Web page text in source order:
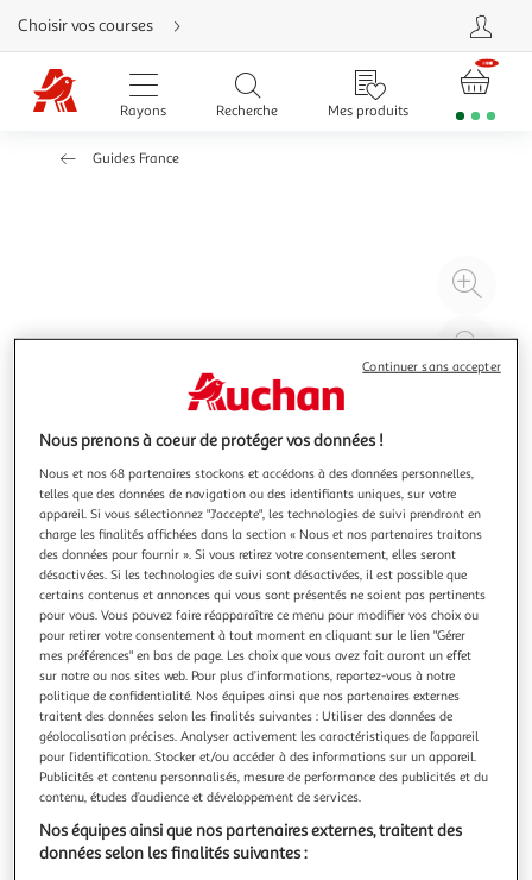
Aller
directement
au
contenu
Aller
directement
Aller
Choisir vos courses
Rayons Recherche Mes produits
Guides France
à
LYON PANORAMAS 4. EDITION BILINGUE FRANCAIS-
ANGLAIS, Brusson Thierry
Auteur : Brusson ThierryEditeur : THIERRY BRUSSON
CONSEILSDate de parution : 03/11/2022Nombre de pages :
180Dimensions : 31.0 x 12.0 x 2.0
En savoir +
Vous voulez connaître le prix de ce produit ?
Afficher le prix
Nous prenons à coeur de protéger vos données !
Nous et nos 68 partenaires stockons et accédons à des données personnelles,
telles que des données de navigation ou des identifiants uniques, sur votre
appareil. Si vous sélectionnez "J'accepte", les technologies de suivi prendront en
charge les finalités affichées dans la section « Nous et nos partenaires traitons
des données pour fournir ». Si vous retirez votre consentement, elles seront
désactivées. Si les technologies de suivi sont désactivées, il est possible que
certains contenus et annonces qui vous sont présentés ne soient pas pertinents
pour vous. Vous pouvez faire réapparaître ce menu pour modifier vos choix ou
pour retirer votre consentement à tout moment en cliquant sur le lien "Gérer
mes préférences" en bas de page. Les choix que vous avez fait auront un effet
sur notre ou nos sites web. Pour plus d’informations, reportez-vous à notre
politique de confidentialité. Nos équipes ainsi que nos partenaires externes
traitent des données selon les finalités suivantes : Utiliser des données de
géolocalisation précises. Analyser activement les caractéristiques de l’appareil
pour l’identification. Stocker et/ou accéder à des informations sur un appareil.
Publicités et contenu personnalisés, mesure de performance des publicités et du
contenu, études d’audience et développement de services.
Nos équipes ainsi que nos partenaires externes, traitent des
données selon les finalités suivantes :
Continuer sans accepter